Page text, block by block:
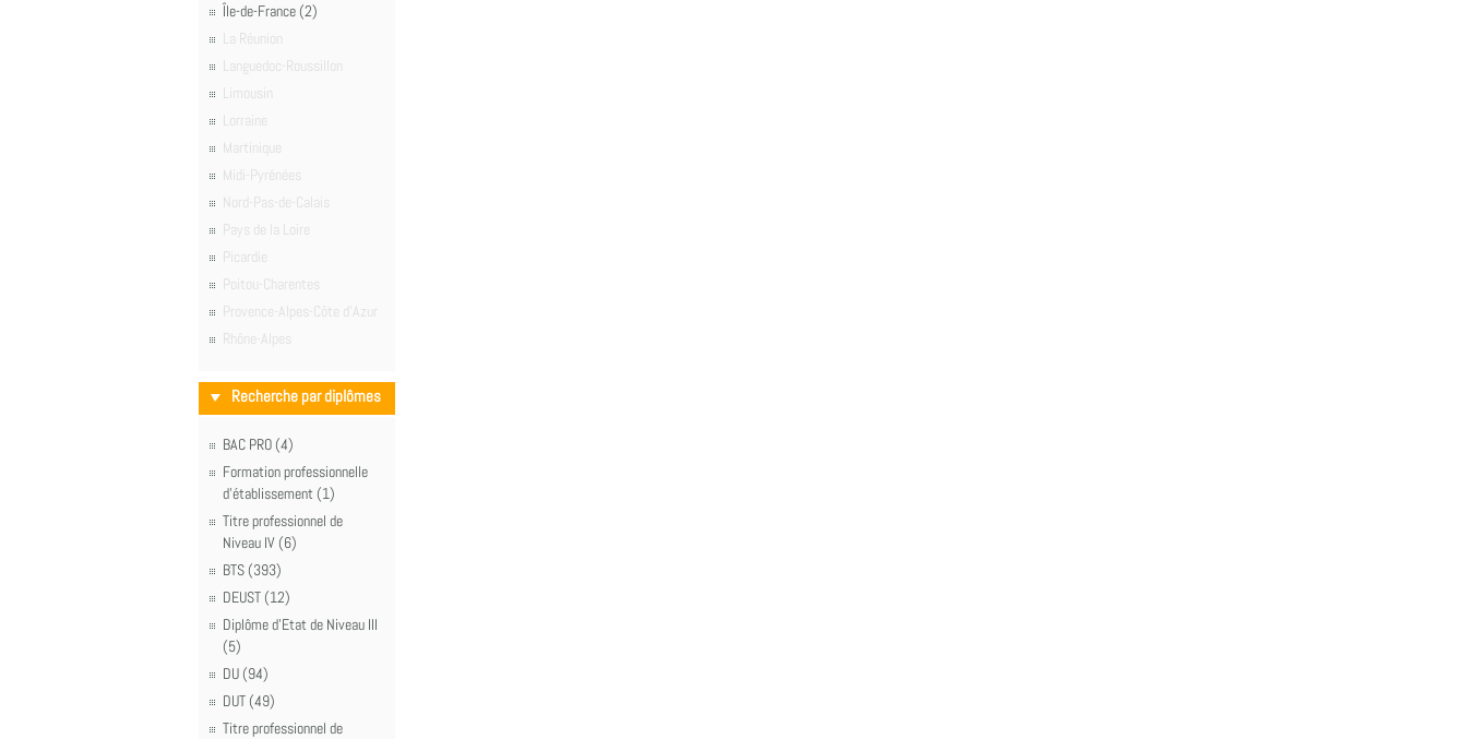
Île-de-France (2)
La Réunion
Languedoc-Roussillon
Limousin
Lorraine
Martinique
Midi-Pyrénées
Nord-Pas-de-Calais
Pays de la Loire
Picardie
Poitou-Charentes
Provence-Alpes-Côte d'Azur
Rhône-Alpes
Recherche par diplômes
BAC PRO (4)
Formation professionnelle
d'établissement (1)
Titre professionnel de
Niveau IV (6)
BTS (393)
DEUST (12)
Diplôme d'Etat de Niveau III
(5)
DU (94)
DUT (49)
Titre professionnel de